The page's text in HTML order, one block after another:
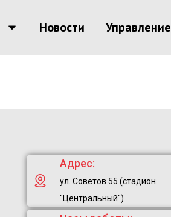
Новости Управление
Адрес:
ул. Советов 55 (стадион
"Центральный")